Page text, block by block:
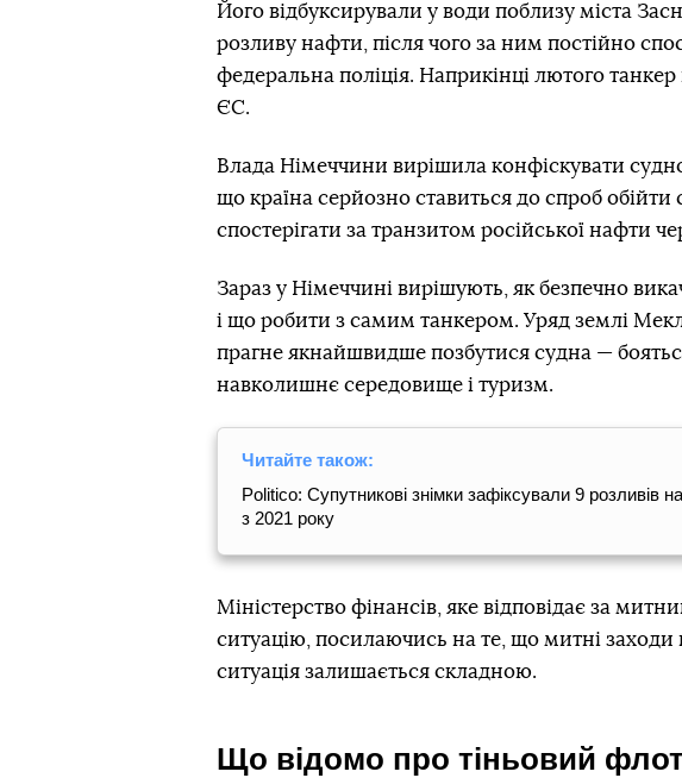
Його відбуксирували у води поблизу міста
розливу нафти, після чого за ним постійно
федеральна поліція. Наприкінці лютого
ЄС.
Влада Німеччини вирішила конфіскувати
що країна серйозно ставиться до спроб обійти
спостерігати за транзитом російської нафти
Зараз у Німеччині вирішують, як безпечно
і що робити з самим танкером. Уряд землі
прагне якнайшвидше позбутися судна —
навколишнє середовище і туризм.
Читайте також:
Politico: Супутникові знімки зафіксували 9 розливів
з 2021 року
Міністерство фінансів, яке відповідає за
ситуацію, посилаючись на те, що митні заходи
ситуація залишається складною.
Що відомо про тіньовий